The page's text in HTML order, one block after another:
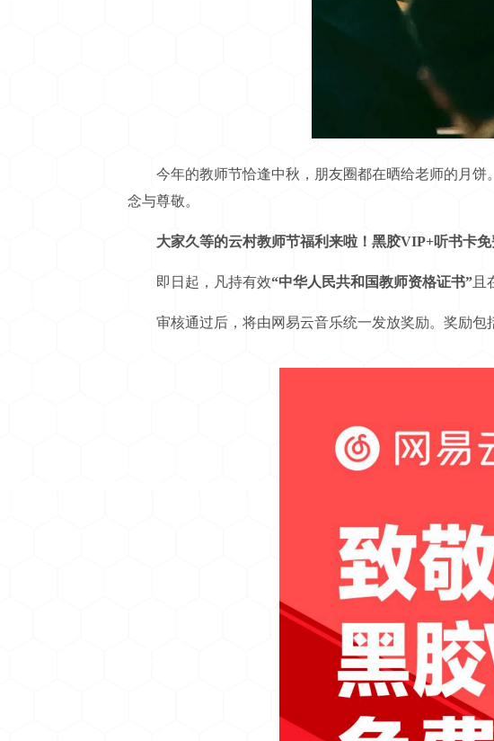
今年的教师节恰逢中秋，朋友圈都在晒给老师的月饼
念与尊敬。
大家久等的云村教师节福利来啦！黑胶VIP+听书卡免
即日起，凡持有效“中华人民共和国教师资格证书” 且
审核通过后，将由网易云音乐统一发放奖励。奖励包